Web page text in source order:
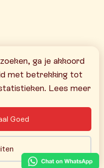
ga je akkoord
met betrekking tot
Lees meer
Goed